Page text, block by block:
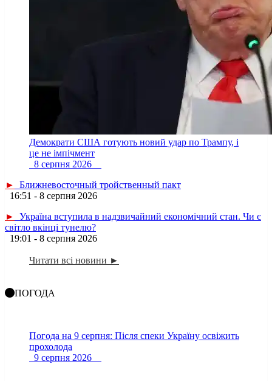
Демократи США готують новий удар по Трампу, і
це не імпічмент
8 серпня 2026
►
Ближневосточный тройственный пакт
16:51 - 8 серпня 2026
►
Україна вступила в надзвичайний економічний стан. Чи є
світло вкінці тунелю?
19:01 - 8 серпня 2026
Читати всі новини ►
ПОГОДА
Погода на 9 серпня: Після спеки Україну освіжить
прохолода
9 серпня 2026